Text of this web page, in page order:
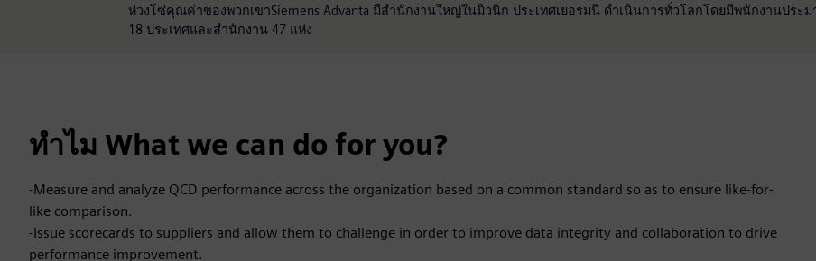
ห่วงโซ่คุณค่าของพวกเขาSiemens Advanta มีสำนักงานใหญ่ในมิวนิก ประเทศเยอรมนี ดำเนินการทั่วโลกโดยมีพนักงานประ
18 ประเทศและสำนักงาน 47 แห่ง
ทำไม What we can do for you?
-Measure and analyze QCD performance across the organization based on a common standard so as to ensure like-for-
like comparison.
-Issue scorecards to suppliers and allow them to challenge in order to improve data integrity and collaboration to drive
performance improvement.